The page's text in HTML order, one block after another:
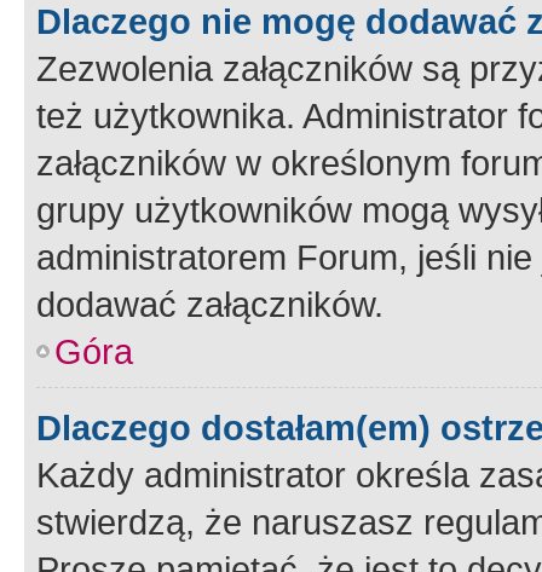
Dlaczego nie mogę dodawać
Zezwolenia załączników są
też użytkownika. Administrator
załączników w określonym
grupy użytkowników mogą
administratorem Forum, jeśli
dodawać załączników.
Góra
Dlaczego dostałam(em)
Każdy administrator określa
stwierdzą, że naruszasz